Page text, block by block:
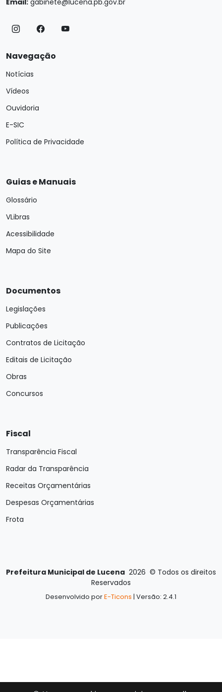
Email: gabinete@lucena.pb.gov.br
Navegação
Notícias
Vídeos
Ouvidoria
E-SIC
Política de Privacidade
Guias e Manuais
Glossário
VLibras
Acessibilidade
Mapa do Site
Documentos
Legislações
Publicações
Contratos de Licitação
Editais de Licitação
Obras
Concursos
Fiscal
Transparência Fiscal
Radar da Transparência
Receitas Orçamentárias
Despesas Orçamentárias
Frota
Prefeitura Municipal de Lucena 2026 © Todos os direitos
Reservados
Desenvolvido porE-Ticons | Versão: 2.4.1